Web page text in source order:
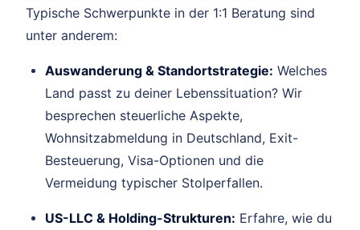
Typische Schwerpunkte in der 1:1 Beratung sind
unter anderem:
Auswanderung & Standortstrategie: Welches
Land passt zu deiner Lebenssituation? Wir
besprechen steuerliche Aspekte,
Wohnsitzabmeldung in Deutschland, Exit-
Besteuerung, Visa-Optionen und die
Vermeidung typischer Stolperfallen.
US-LLC & Holding-Strukturen: Erfahre, wie du